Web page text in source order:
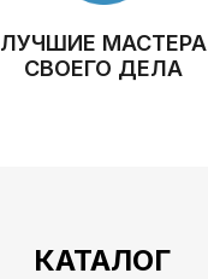
ЛУЧШИЕ МАСТЕРА
СВОЕГО ДЕЛА
КАТАЛОГ